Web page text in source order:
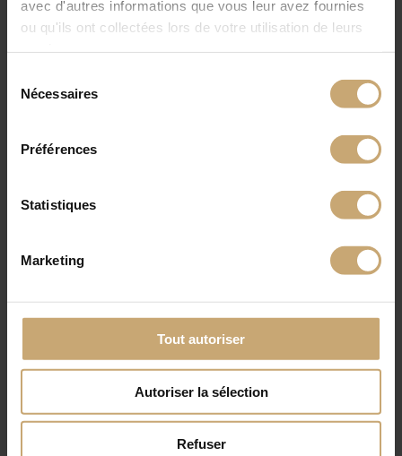
avec d'autres informations que vous leur avez fournies
ou qu'ils ont collectées lors de votre utilisation de leurs
Nécessaires
Préférences
Statistiques
Marketing
Tout autoriser
Autoriser la sélection
Refuser